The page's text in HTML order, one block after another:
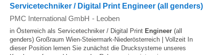
Servicetechniker / Digital Print Engineer (all genders)
PMC International GmbH - Leoben
in Österreich als Servicetechniker / Digital Print Engineer (all
genders) Großraum Wien-Steiermark-Niederösterreich | Vollzeit In
dieser Position lernen Sie zunächst die Drucksysteme unseres